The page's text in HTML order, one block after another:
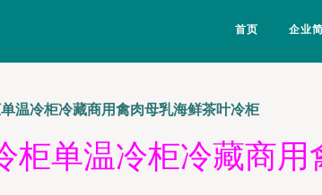
首页 企业
温冷柜冷藏商用禽肉母乳海鲜茶叶冷柜
柜单温冷柜冷藏商